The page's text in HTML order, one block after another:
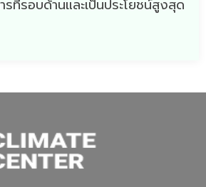
รที่รอบด้านและเป็นประโยชน์สูงสุด